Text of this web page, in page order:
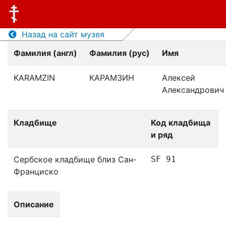
Назад на сайт музея
Фамилия (англ)
Фамилия (рус) Имя
KARAMZIN КАРАМЗИН
Алексей
Александрович
Кладбище
Код кладбища
и ряд
Сербское кладбище близ Сан-
Франциско
SF 91
Описание